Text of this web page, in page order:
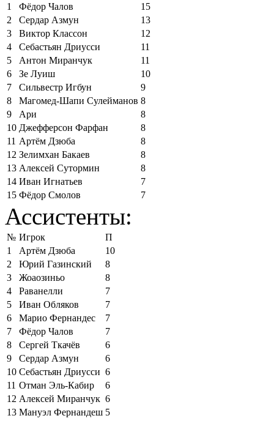
1
Фёдор Чалов
15
2
Сердар Азмун
13
3
Виктор Классон
12
4
Себастьян Дриусси
11
5
Антон Миранчук
11
6
Зе Луиш
10
7
Сильвестр Игбун
9
8
Магомед-Шапи Сулейманов 8
9
Ари
8
10 Джефферсон Фарфан
8
11 Артём Дзюба
8
12 Зелимхан Бакаев
8
13 Алексей Сутормин
8
14 Иван Игнатьев
7
15 Фёдор Смолов 7
Ассистенты:
№ Игрок
П
1
Артём Дзюба
10
2
Юрий Газинский
8
3
Жоаозиньо
8
4
Раванелли
7
5
Иван Обляков
7
6
Марио Фернандес
7
7
Фёдор Чалов
7
8
Сергей Ткачёв
6
9
Сердар Азмун
6
10 Себастьян Дриусси 6
11 Отман Эль-Кабир
6
12 Алексей Миранчук 6
13 Мануэл Фернандеш 5